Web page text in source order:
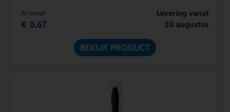
Al vanaf
€ 0,67
Levering vanaf
20 augustus
BEKIJK PRODUCT